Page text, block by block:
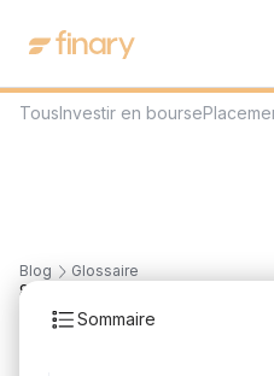
Blog Glossaire
Sommaire
8
TousInvestir en bourse